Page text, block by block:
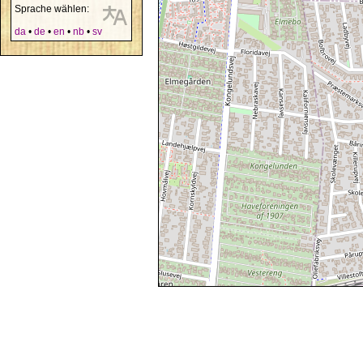
Sprache wählen:
da • de • en • nb • sv